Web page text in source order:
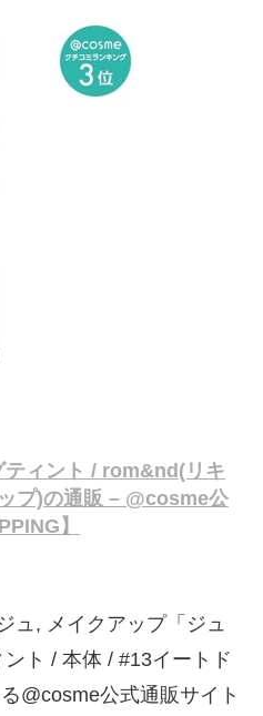
ティント / rom&nd(リキ
プ)の通販 – @cosme公
】
ュ, メイクアップ「ジュ
ト / 本体 / #13イートド
@cosme公式通販サイト